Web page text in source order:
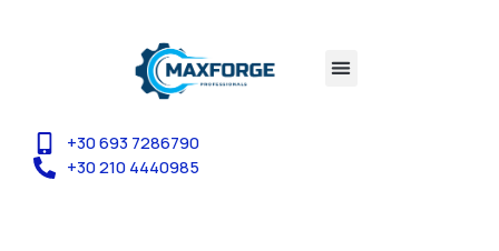
+30 693 7286790
+30 210 4440985